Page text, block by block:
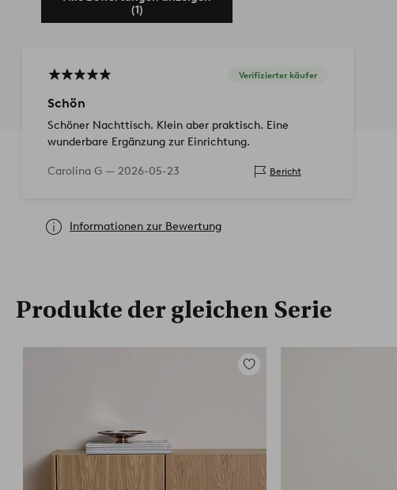
(1)
Verifizierter käufer
Schön
Schöner Nachttisch. Klein aber praktisch. Eine
wunderbare Ergänzung zur Einrichtung.
Carolina G — 2026-05-23 Bericht
Informationen zur Bewertung
Produkte der gleichen Serie
Zu